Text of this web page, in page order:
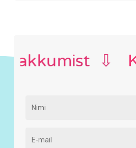
SEO
optimeerimine
⇩